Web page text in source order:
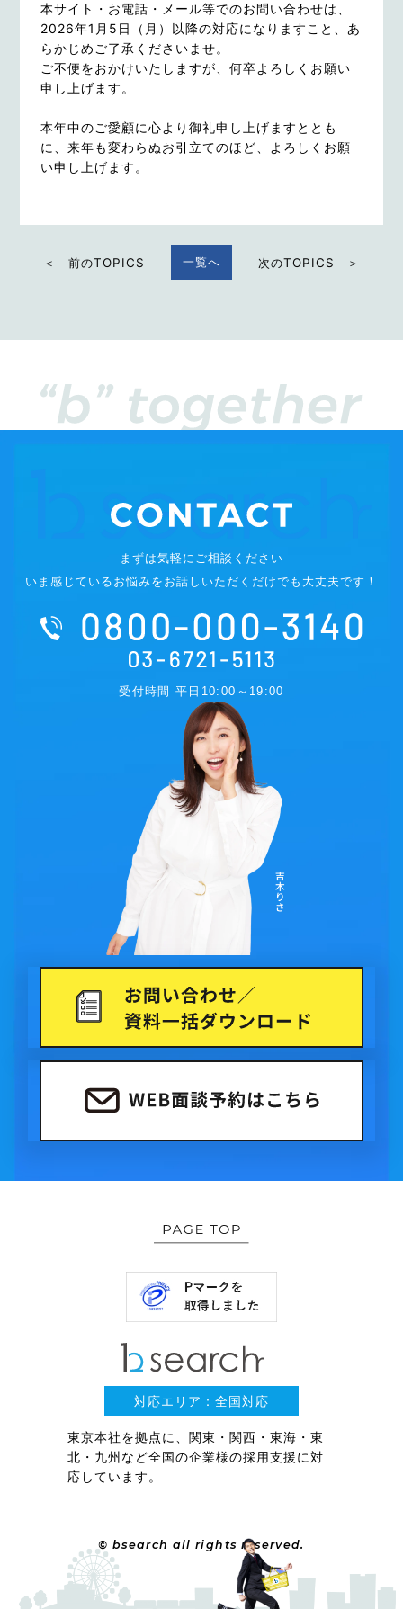
本サイト・お電話・メール等でのお問い合わせは、
2026年1月5日（月）以降の対応になりますこと、あ
らかじめご了承くださいませ。
ご不便をおかけいたしますが、何卒よろしくお願い
申し上げます。
本年中のご愛顧に心より御礼申し上げますととも
に、来年も変わらぬお引立てのほど、よろしくお願
い申し上げます。
＜ 前のTOPICS 一覧へ 次のTOPICS ＞
まずは気軽にご相談ください
いま感じているお悩みをお話しいただくだけでも大丈夫です！
受付時間 平日10:00～19:00
対応エリア：全国対応
東京本社を拠点に、関東・関西・東海・東
北・九州など全国の企業様の採用支援に対
応しています。
© bsearch all rights reserved.